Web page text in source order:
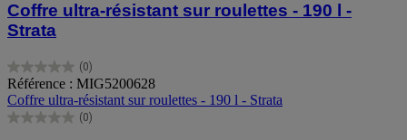
Coffre ultra-résistant sur roulettes - 190 l -
Strata
(0)
0.0
sur
5
étoiles.
Référence : MIG5200628
Coffre ultra-résistant sur roulettes - 190 l - Strata
(0)
0.0